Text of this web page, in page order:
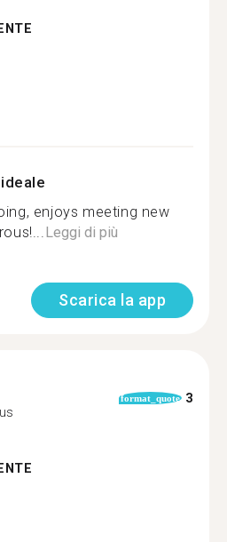
enjoys meeting new
Leggi di più
Scarica la app
format_quote 3